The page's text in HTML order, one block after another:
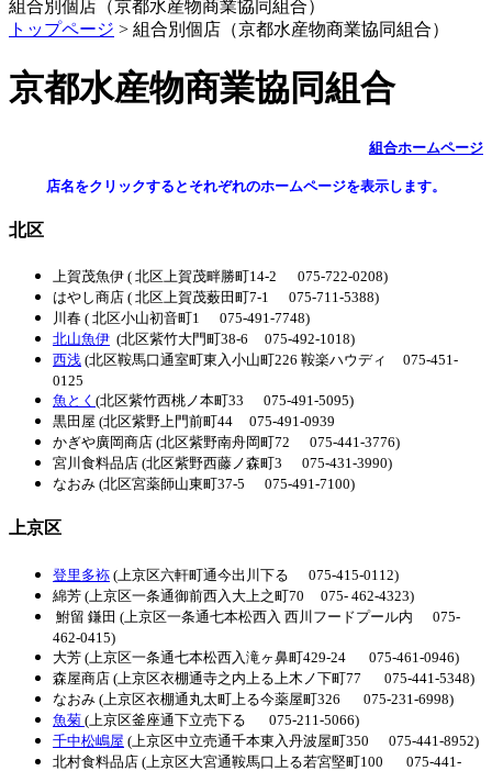
組合別個店（京都水産物商業協同組合）
トップページ > 組合別個店（京都水産物商業協同組合）
京都水産物商業協同組合
組合ホームページ
店名をクリックするとそれぞれのホームページを表示します。
北区
上賀茂魚伊 ( 北区上賀茂畔勝町14-2 075-722-0208)
はやし商店 ( 北区上賀茂薮田町7-1 075-711-5388)
川春 ( 北区小山初音町1 075-491-7748)
北山魚伊 (北区紫竹大門町38-6 075-492-1018)
西浅 (北区鞍馬口通室町東入小山町226 鞍楽ハウディ 075-451-
0125
魚とく (北区紫竹西桃ノ本町33 075-491-5095)
黒田屋 (北区紫野上門前町44 075-491-0939
かぎや廣岡商店 (北区紫野南舟岡町72 075-441-3776)
宮川食料品店 (北区紫野西藤ノ森町3 075-431-3990)
なおみ (北区宮薬師山東町37-5 075-491-7100)
上京区
登里多袮 (上京区六軒町通今出川下る 075-415-0112)
綿芳 (上京区一条通御前西入大上之町70 075- 462-4323)
鮒留 鎌田 (上京区一条通七本松西入 西川フードプール内 075-
462-0415)
大芳 (上京区一条通七本松西入滝ヶ鼻町429-24 075-461-0946)
森屋商店 (上京区衣棚通寺之内上る上木ノ下町77 075-441-5348)
なおみ (上京区衣棚通丸太町上る今薬屋町326 075-231-6998)
魚菊 (上京区釜座通下立売下る 075-211-5066)
千中松嶋屋 (上京区中立売通千本東入丹波屋町350 075-441-8952)
北村食料品店 (上京区大宮通鞍馬口上る若宮堅町100 075-441-